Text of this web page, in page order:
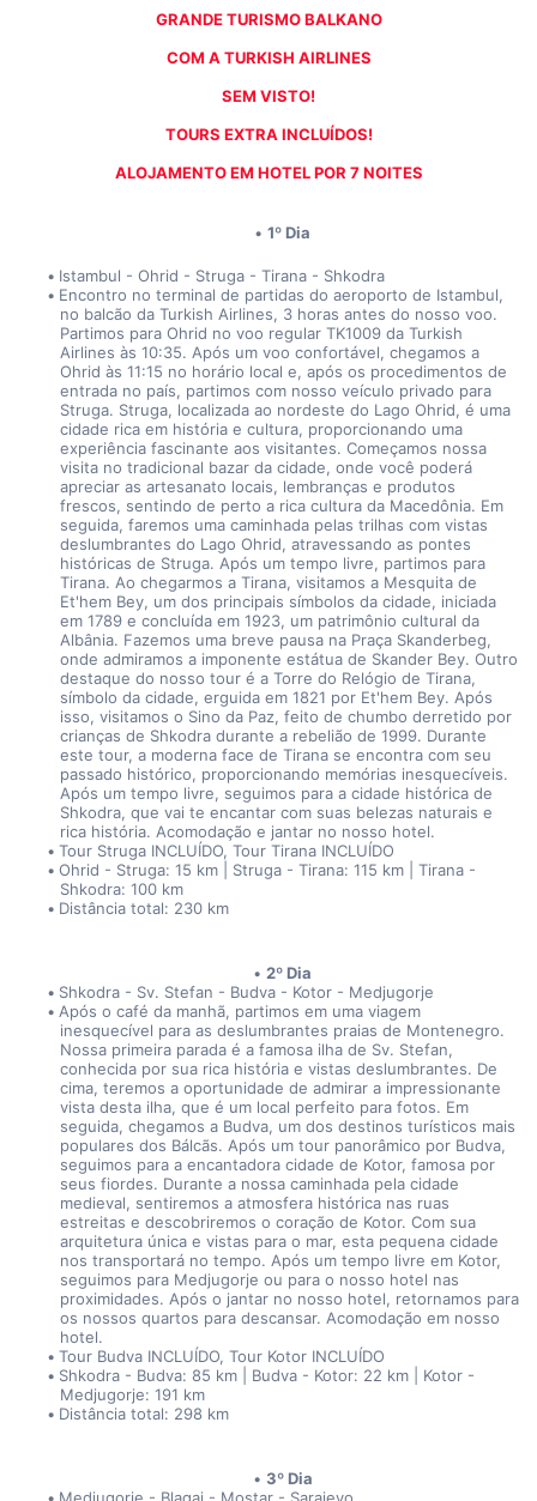
GRANDE TURISMO BALKANO
COM A TURKISH AIRLINES
SEM VISTO!
TOURS EXTRA INCLUÍDOS!
ALOJAMENTO EM HOTEL POR 7 NOITES
1º Dia
Istambul - Ohrid - Struga - Tirana - Shkodra
Encontro no terminal de partidas do aeroporto de Istambul,
no balcão da Turkish Airlines, 3 horas antes do nosso voo.
Partimos para Ohrid no voo regular TK1009 da Turkish
Airlines às 10:35. Após um voo confortável, chegamos a
Ohrid às 11:15 no horário local e, após os procedimentos de
entrada no país, partimos com nosso veículo privado para
Struga. Struga, localizada ao nordeste do Lago Ohrid, é uma
cidade rica em história e cultura, proporcionando uma
experiência fascinante aos visitantes. Começamos nossa
visita no tradicional bazar da cidade, onde você poderá
apreciar as artesanato locais, lembranças e produtos
frescos, sentindo de perto a rica cultura da Macedônia. Em
seguida, faremos uma caminhada pelas trilhas com vistas
deslumbrantes do Lago Ohrid, atravessando as pontes
históricas de Struga. Após um tempo livre, partimos para
Tirana. Ao chegarmos a Tirana, visitamos a Mesquita de
Et'hem Bey, um dos principais símbolos da cidade, iniciada
em 1789 e concluída em 1923, um patrimônio cultural da
Albânia. Fazemos uma breve pausa na Praça Skanderbeg,
onde admiramos a imponente estátua de Skander Bey. Outro
destaque do nosso tour é a Torre do Relógio de Tirana,
símbolo da cidade, erguida em 1821 por Et'hem Bey. Após
isso, visitamos o Sino da Paz, feito de chumbo derretido por
crianças de Shkodra durante a rebelião de 1999. Durante
este tour, a moderna face de Tirana se encontra com seu
passado histórico, proporcionando memórias inesquecíveis.
Após um tempo livre, seguimos para a cidade histórica de
Shkodra, que vai te encantar com suas belezas naturais e
rica história. Acomodação e jantar no nosso hotel.
Tour Struga INCLUÍDO, Tour Tirana INCLUÍDO
Ohrid - Struga: 15 km | Struga - Tirana: 115 km | Tirana -
Shkodra: 100 km
Distância total: 230 km
2º Dia
Shkodra - Sv. Stefan - Budva - Kotor - Medjugorje
Após o café da manhã, partimos em uma viagem
inesquecível para as deslumbrantes praias de Montenegro.
Nossa primeira parada é a famosa ilha de Sv. Stefan,
conhecida por sua rica história e vistas deslumbrantes. De
cima, teremos a oportunidade de admirar a impressionante
vista desta ilha, que é um local perfeito para fotos. Em
seguida, chegamos a Budva, um dos destinos turísticos mais
populares dos Bálcãs. Após um tour panorâmico por Budva,
seguimos para a encantadora cidade de Kotor, famosa por
seus fiordes. Durante a nossa caminhada pela cidade
medieval, sentiremos a atmosfera histórica nas ruas
estreitas e descobriremos o coração de Kotor. Com sua
arquitetura única e vistas para o mar, esta pequena cidade
nos transportará no tempo. Após um tempo livre em Kotor,
seguimos para Medjugorje ou para o nosso hotel nas
proximidades. Após o jantar no nosso hotel, retornamos para
os nossos quartos para descansar. Acomodação em nosso
hotel.
Tour Budva INCLUÍDO, Tour Kotor INCLUÍDO
Shkodra - Budva: 85 km | Budva - Kotor: 22 km | Kotor -
Medjugorje: 191 km
Distância total: 298 km
3º Dia